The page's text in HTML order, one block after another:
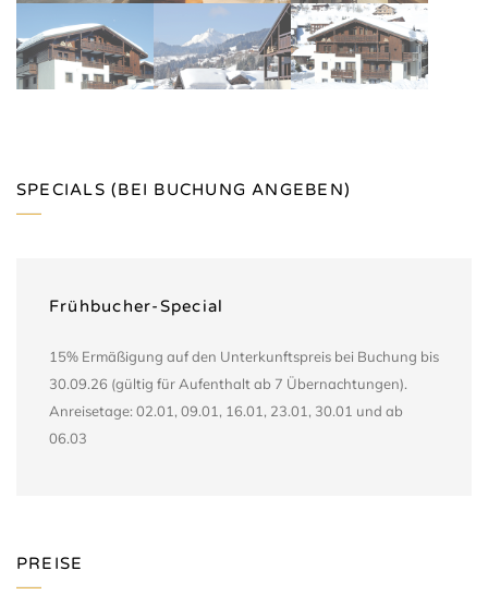
SPECIALS (BEI BUCHUNG ANGEBEN)
Frühbucher-Special
15% Ermäßigung auf den Unterkunftspreis bei Buchung bis
30.09.26 (gültig für Aufenthalt ab 7 Übernachtungen).
Anreisetage: 02.01, 09.01, 16.01, 23.01, 30.01 und ab
06.03
PREISE